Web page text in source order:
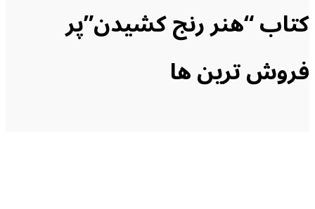
کتاب “هنر رنج کشیدن”پر
فروش ترین ها